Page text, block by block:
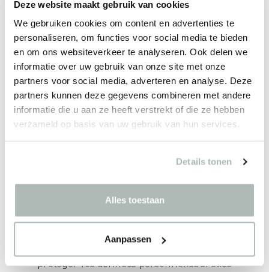
Deze website maakt gebruik van cookies
We gebruiken cookies om content en advertenties te
personaliseren, om functies voor social media te bieden
en om ons websiteverkeer te analyseren. Ook delen we
informatie over uw gebruik van onze site met onze
partners voor social media, adverteren en analyse. Deze
partners kunnen deze gegevens combineren met andere
informatie die u aan ze heeft verstrekt of die ze hebben
verzameld op basis van uw gebruik van hun services.
Details tonen
Alles toestaan
Aanpassen
Vous ne souhaitez plus recevoir
d’informations commerciales ?
Vous pouvez nous faire part à tout moment de
votre souhait de ne plus recevoir
d’informations commerciales. Vous pouvez
privacy@casala.com
. Nous cesserons alors de
prendre en compte le délai de traitement.
Vos données peuvent-elles être
modifiées ou effacées ?
Vous pouvez nous contacter à tout moment
protéger vos données personnelles si elles